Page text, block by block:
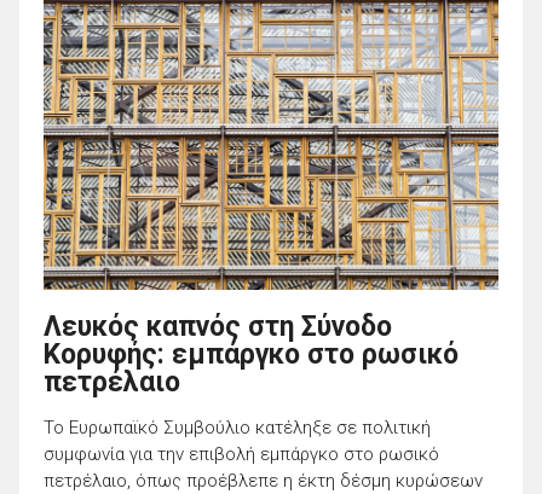
Λευκός καπνός στη Σύνοδο
Κορυφής: εμπάργκο στο ρωσικό
πετρέλαιο
Το Ευρωπαϊκό Συμβούλιο κατέληξε σε πολιτική
συμφωνία για την επιβολή εμπάργκο στο ρωσικό
πετρέλαιο, όπως προέβλεπε η έκτη δέσμη κυρώσεων